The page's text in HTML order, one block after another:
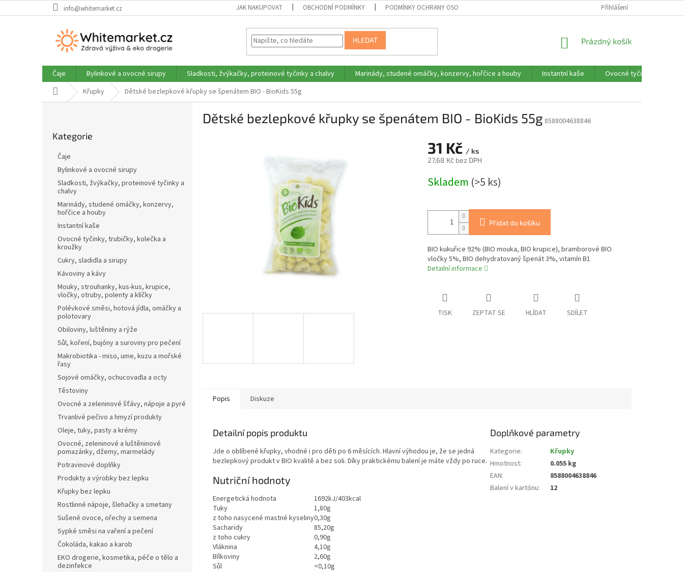
na
info@whitemarket.cz JAK NAKUPOVAT OBCHODNÍ PODMÍNKY PODMÍNKY OCHRANY OSOBNÍCH ÚDAJŮ Přihlášení
HLEDAT
NÁKUPNÍ
Prázdný košík
Čaje Bylinkové a ovocné sirupy Sladkosti, žvýkačky, proteinové tyčinky a chalvy Marinády, studené omáčky, konzervy, hořčice a houby Instantní kaše
Ovocné tyčinky,
Domů Křupky Dětské bezlepkové křupky se špenátem BIO - BioKids 55g
kategorie
Kategorie
Čaje
Bylinkové a ovocné sirupy
Sladkosti, žvýkačky, proteinové tyčinky a
chalvy
Marinády, studené omáčky, konzervy,
hořčice a houby
Instantní kaše
Ovocné tyčinky, trubičky, kolečka a
kroužky
Cukry, sladidla a sirupy
Kávoviny a kávy
Mouky, strouhanky, kus-kus, krupice,
vločky, otruby, polenty a klíčky
Polévkové směsi, hotová jídla, omáčky a
polotovary
Obiloviny, luštěniny a rýže
Sůl, koření, bujóny a suroviny pro pečení
Makrobiotika - miso, ume, kuzu a mořské
řasy
Sojové omáčky, ochucovadla a octy
Těstoviny
Ovocné a zeleninové šťávy, nápoje a pyré
Trvanlivé pečivo a hmyzí produkty
Oleje, tuky, pasty a krémy
Ovocné, zeleninové a luštěninové
pomazánky, džemy, marmelády
Potravinové doplňky
Produkty a výrobky bez lepku
Křupky bez lepku
Rostlinné nápoje, šlehačky a smetany
Sušené ovoce, ořechy a semena
Sypké směsi na vaření a pečení
Čokoláda, kakao a karob
EKO drogerie, kosmetika, péče o tělo a
dezinfekce
Dětské bezlepkové křupky se špenátem BIO - BioKids 55g 8588004638846
31 Kč / ks
27,68 Kč bez DPH
cena:
Skladem (>5 ks)
Přidat do košíku
BIO kukuřice 92% (BIO mouka, BIO krupice), bramborové BIO
vločky 5%, BIO dehydratovaný špenát 3%, vitamín B1
Detailní informace
TISK ZEPTAT SE HLÍDAT SDÍLET
Popis Diskuze
Detailní popis produktu
Jde o oblíbené křupky, vhodné i pro děti po 6 měsících. Hlavní výhodou je, že se jedná
bezlepkový produkt v BIO kvalitě a bez soli. Díky praktickému balení je máte vždy po ruce.
Nutriční hodnoty
Energetická hodnota
1692kJ/403kcal
Tuky
1,80g
z toho nasycené mastné kyseliny0,30g
Sacharidy
85,20g
z toho cukry
0,90g
Vláknina
4,10g
Bílkoviny
2,60g
Sůl
<0,10g
Doplňkové parametry
Kategorie:
Křupky
Hmotnost:
0.055 kg
EAN:
8588004638846
Balení v kartónu: 12